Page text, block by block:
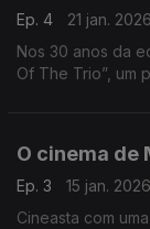
Ep. 4
21 jan. 2026
Nos 30 anos da
Of The Trio”, um
O cinema de
Ep. 3
15 jan. 2026
Cineasta com